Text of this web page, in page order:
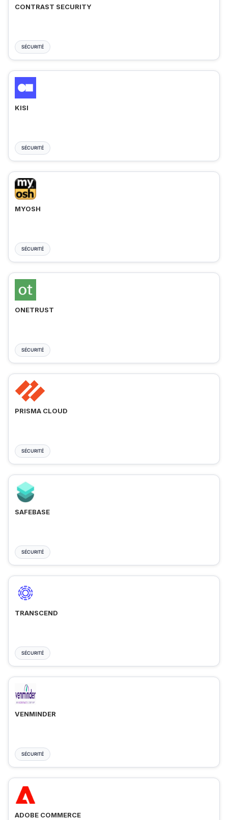
CONTRAST SECURITY
SÉCURITÉ
KISI
SÉCURITÉ
MYOSH
SÉCURITÉ
ONETRUST
SÉCURITÉ
PRISMA CLOUD
SÉCURITÉ
SAFEBASE
SÉCURITÉ
TRANSCEND
SÉCURITÉ
VENMINDER
SÉCURITÉ
ADOBE COMMERCE